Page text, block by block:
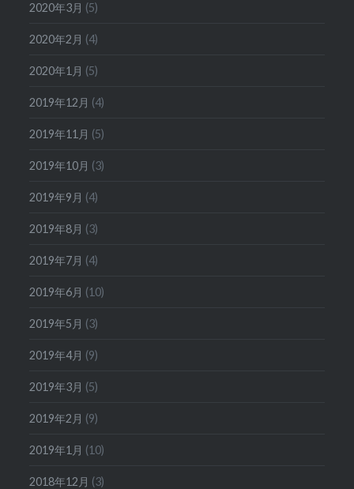
2020年3月 (5)
2020年2月 (4)
2020年1月 (5)
2019年12月 (4)
2019年11月 (5)
2019年10月 (3)
2019年9月 (4)
2019年8月 (3)
2019年7月 (4)
2019年6月 (10)
2019年5月 (3)
2019年4月 (9)
2019年3月 (5)
2019年2月 (9)
2019年1月 (10)
2018年12月 (3)